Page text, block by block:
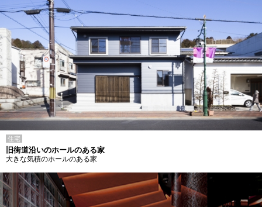
住宅
旧街道沿いのホールのある家
大きな気積のホールのある家